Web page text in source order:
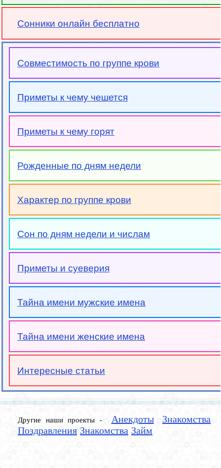
Сонники онлайн бесплатно
Совместимость по группе крови
Приметы к чему чешется
Приметы к чему горят
Рожденные по дням недели
Характер по группе крови
Сон по дням недели и числам
Приметы и суеверия
Тайна имени мужские имена
Тайна имени женские имена
Интересные статьи
Другие наши проекты - Анекдоты
Знакомства
Поздравления Знакомства Займ